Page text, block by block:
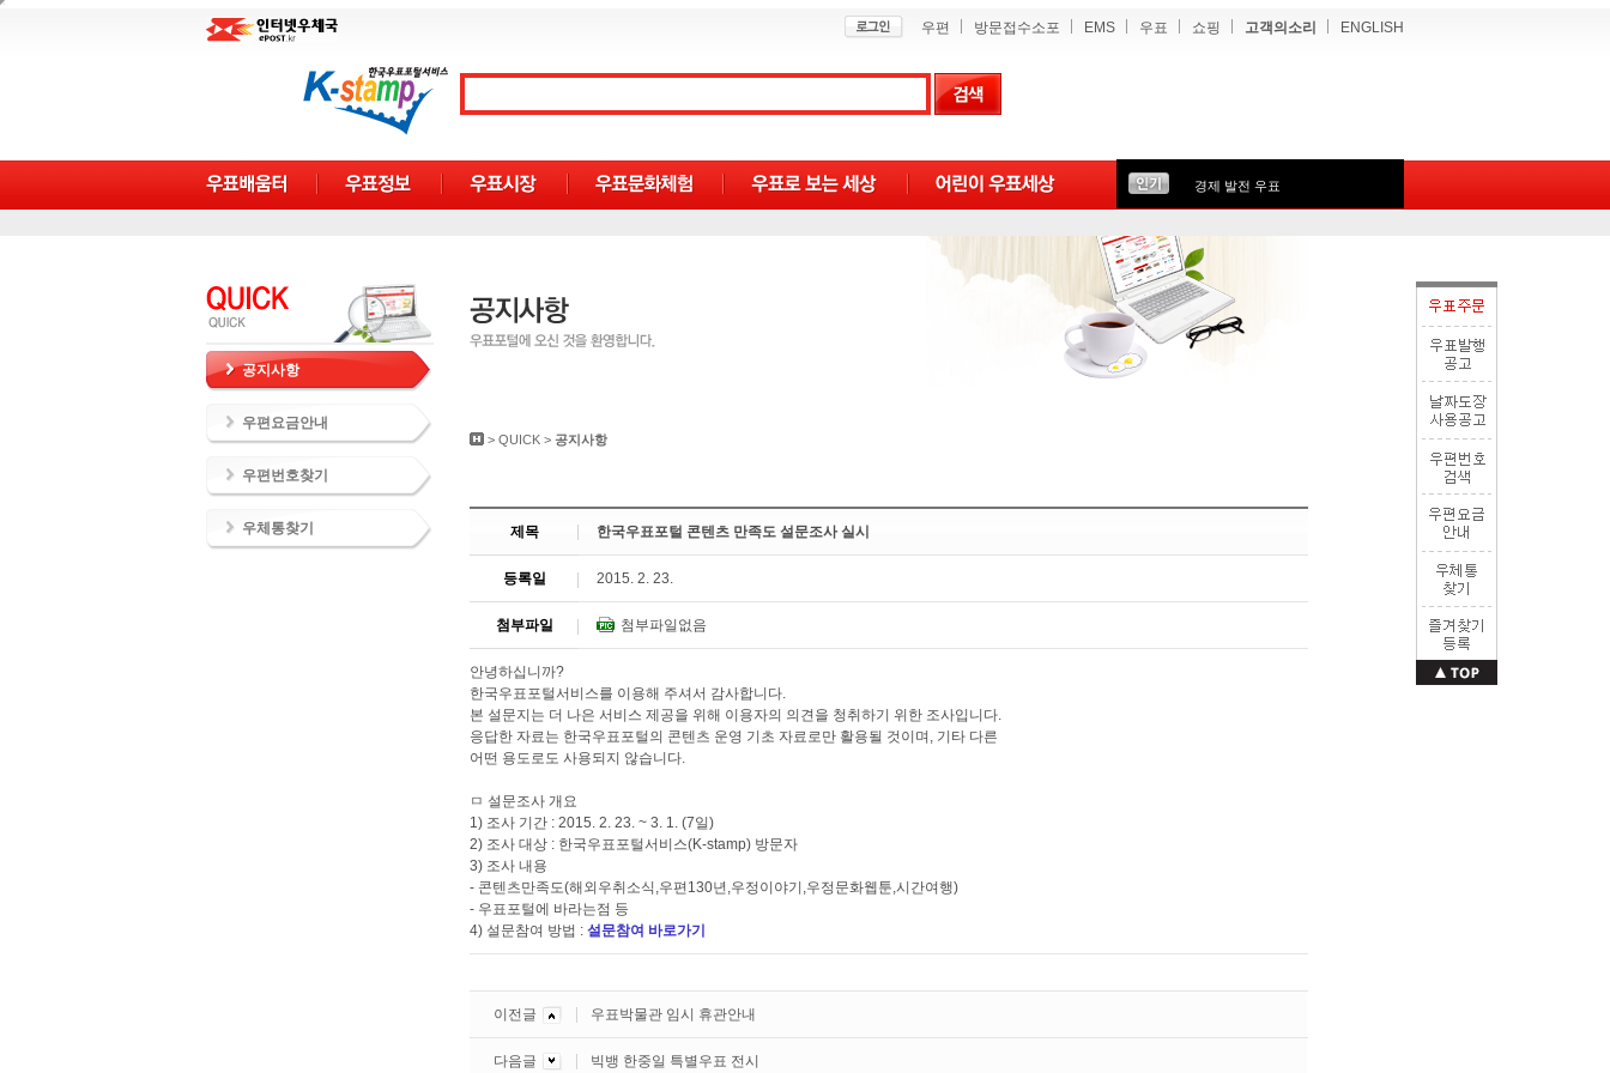
우편 방문접수소포 EMS 우표 쇼핑 고객의소리 ENGLISH
경제 발전 우표
공지사항
우편요금안내
우편번호찾기
우체통찾기
> QUICK > 공지사항
제목 한국우표포털 콘텐츠 만족도 설문조사 실시
등록일 2015. 2. 23.
첨부파일 첨부파일없음
안녕하십니까?
한국우표포털서비스를 이용해 주셔서 감사합니다.
본 설문지는 더 나은 서비스 제공을 위해 이용자의 의견을 청취하기 위한 조사입니다.
응답한 자료는 한국우표포털의 콘텐츠 운영 기초 자료로만 활용될 것이며, 기타 다른
어떤 용도로도 사용되지 않습니다.
ㅁ 설문조사 개요
1) 조사 기간 : 2015. 2. 23. ~ 3. 1. (7일)
2) 조사 대상 : 한국우표포털서비스(K-stamp) 방문자
3) 조사 내용
- 콘텐츠만족도(해외우취소식,우편130년,우정이야기,우정문화웹툰,시간여행)
- 우표포털에 바라는점 등
4) 설문참여 방법 : 설문참여 바로가기
이전글 우표박물관 임시 휴관안내
다음글 빅뱅 한중일 특별우표 전시